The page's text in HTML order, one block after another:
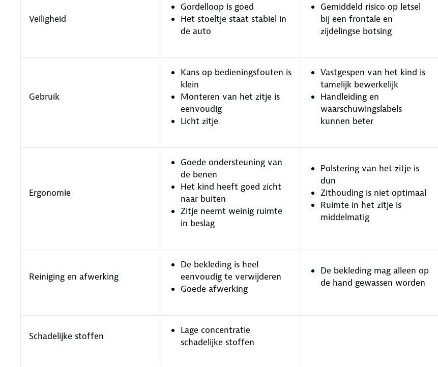
Veiligheid
Gordelloop is goed
Het stoeltje staat stabiel in
de auto
Gemiddeld risico op letsel
bij een frontale en
zijdelingse botsing
Gebruik
Kans op bedieningsfouten is
klein
Monteren van het zitje is
eenvoudig
Licht zitje
Vastgespen van het kind is
tamelijk bewerkelijk
Handleiding en
waarschuwingslabels
kunnen beter
Ergonomie
Goede ondersteuning van
de benen
Het kind heeft goed zicht
naar buiten
Zitje neemt weinig ruimte
in beslag
Polstering van het zitje is
dun
Zithouding is niet optimaal
Ruimte in het zitje is
middelmatig
Reiniging en afwerking
De bekleding is heel
eenvoudig te verwijderen
Goede afwerking
De bekleding mag alleen op
de hand gewassen worden
Schadelijke stoffen
Lage concentratie
schadelijke stoffen